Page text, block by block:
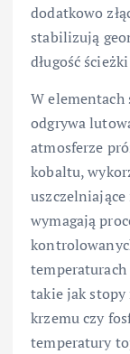
dodatkowo
stabilizują
długość
W
odgrywa
atmosferze
kobaltu,
wymagają
temperaturach
takie jak
krzemu czy
temperatury